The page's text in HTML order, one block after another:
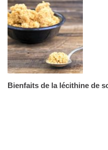
Bienfaits de la lécithine de